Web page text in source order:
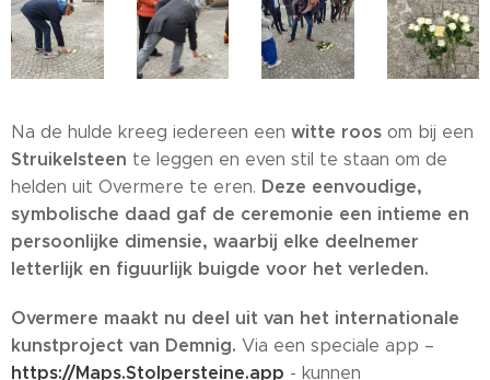
Na de hulde kreeg iedereen een witte roos om bij een
Struikelsteen te leggen en even stil te staan om de
helden uit Overmere te eren. Deze eenvoudige,
symbolische daad gaf de ceremonie een intieme en
persoonlijke dimensie, waarbij elke deelnemer
letterlijk en figuurlijk buigde voor het verleden.
Overmere maakt nu deel uit van het internationale
kunstproject van Demnig. Via een speciale app –
https://Maps.Stolpersteine.app - kunnen